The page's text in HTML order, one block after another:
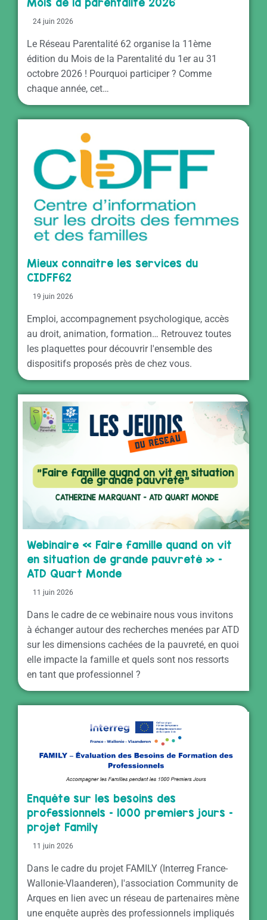
Mois de la parentalité 2026
24 juin 2026
Le Réseau Parentalité 62 organise la 11ème
édition du Mois de la Parentalité du 1er au 31
octobre 2026 ! Pourquoi participer ? Comme
chaque année, cet…
Mieux connaître les services du
CIDFF62
19 juin 2026
Emploi, accompagnement psychologique, accès
au droit, animation, formation… Retrouvez toutes
les plaquettes pour découvrir l'ensemble des
dispositifs proposés près de chez vous.
Webinaire « Faire famille quand on vit
en situation de grande pauvreté » –
ATD Quart Monde
11 juin 2026
Dans le cadre de ce webinaire nous vous invitons
à échanger autour des recherches menées par ATD
sur les dimensions cachées de la pauvreté, en quoi
elle impacte la famille et quels sont nos ressorts
en tant que professionnel ?
Enquête sur les besoins des
professionnels – 1000 premiers jours –
projet Family
11 juin 2026
Dans le cadre du projet FAMILY (Interreg France-
Wallonie-Vlaanderen), l'association Community de
Arques en lien avec un réseau de partenaires mène
une enquête auprès des professionnels impliqués